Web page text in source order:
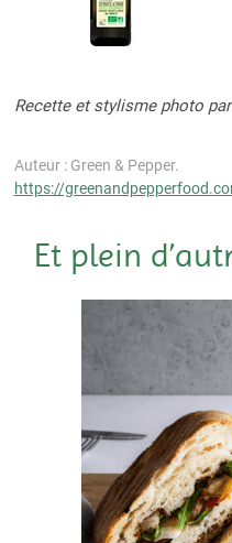
Recette et stylisme photo
Auteur : Green & Pepper.
https://
Et plein